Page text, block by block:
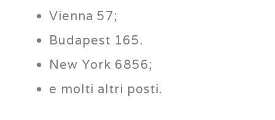
Vienna 57;
Budapest 165.
New York 6856;
e molti altri posti.